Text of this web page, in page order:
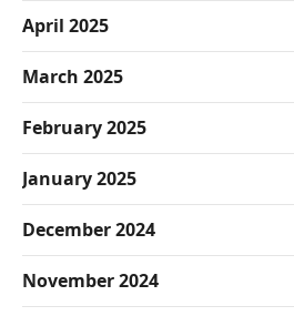
April 2025
March 2025
February 2025
January 2025
December 2024
November 2024